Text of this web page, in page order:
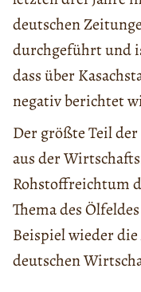
deutschen
durchgeführt und
dass über
negativ berichtet
Der größte Teil
aus der
Rohstoffreichtum
Thema des Ölfeldes
Beispiel wieder
deutschen